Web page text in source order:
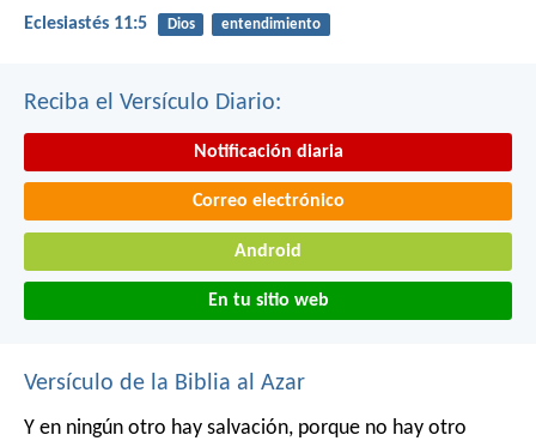
Eclesiastés 11:5 Dios entendimiento
Reciba el Versículo Diario:
Notificación diaria
Correo electrónico
Android
En tu sitio web
Versículo de la Biblia al Azar
Y en ningún otro hay salvación, porque no hay otro